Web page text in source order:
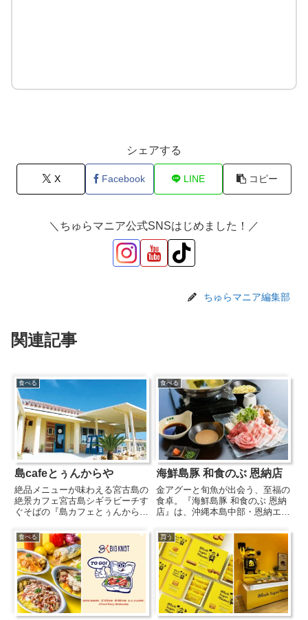
シェアする
X Facebook LINE コピー
＼ちゅらマニア公式SNSはじめました！／
ちゅらマニア編集部
関連記事
食べる
島cafeとぅんからや
絶品メニューが味わえる宮古島の
絶景カフェ宮古島シギラビーチす
ぐそばの『島カフェとぅんから
ロケーションでおいしい食事やバ
ーベキューが楽しめる、大人気の
リゾートカフェ。地元食材をふん
だんに使用した本格的なフードメ
ニ...
食べる
海鮮島豚 和食のぶ 恩納店
金アグーと旬魚が出会う、至福の
食卓。『海鮮島豚 和食のぶ 恩納
店』は、沖縄本島中部・恩納エリ
する和食店です。近海で水揚げさ
れた新鮮な魚介や、希少な金アグ
ーをはじめとする沖縄ならではの
食材を使用し、しゃぶしゃぶや...
食べる 買う